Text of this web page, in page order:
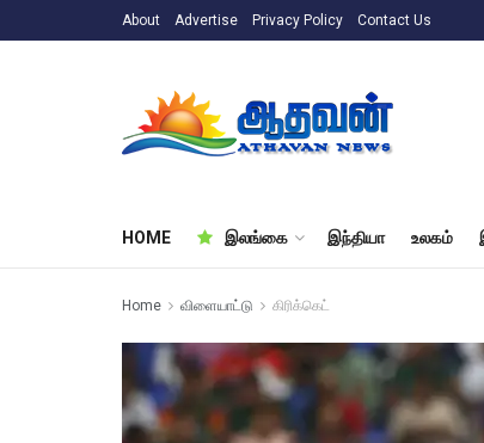
About Advertise Privacy Policy Contact Us
HOME இலங்கை இந்தியா உலகம்
Home விளையாட்டு கிரிக்கெட்